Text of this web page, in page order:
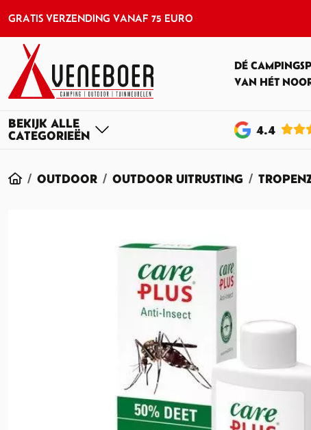
GRATIS VERZENDING VANAF 75 EURO
DÉ
VAN HÉT
4.4
HOME
OUTDOOR OUTDOOR UITRUSTING